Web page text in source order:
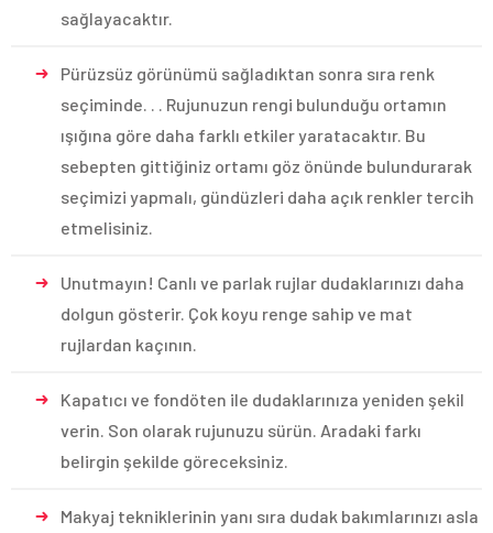
sağlayacaktır.
Pürüzsüz görünümü sağladıktan sonra sıra renk
seçiminde. . . Rujunuzun rengi bulunduğu ortamın
ışığına göre daha farklı etkiler yaratacaktır. Bu
sebepten gittiğiniz ortamı göz önünde bulundurarak
seçimizi yapmalı, gündüzleri daha açık renkler tercih
etmelisiniz.
Unutmayın! Canlı ve parlak rujlar dudaklarınızı daha
dolgun gösterir. Çok koyu renge sahip ve mat
rujlardan kaçının.
Kapatıcı ve fondöten ile dudaklarınıza yeniden şekil
verin. Son olarak rujunuzu sürün. Aradaki farkı
belirgin şekilde göreceksiniz.
Makyaj tekniklerinin yanı sıra dudak bakımlarınızı asla